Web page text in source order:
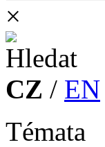
×
CZ / EN
Témata